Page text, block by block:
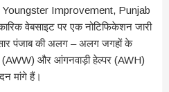
Improvement, Punjab
वेबसाइट पर एक नोटिफिकेशन जारी
पंजाब की अलग – अलग जगहों के
(AWW) और आंगनवाड़ी हेल्पर (AWH)
मांगे हैं।